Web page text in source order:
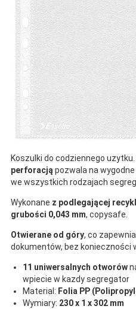
Koszulki do codziennego uzytku.
perforacją pozwala na
we wszystkich rodzajach
Wykonane z podlegającej
grubości 0,043 mm, copysafe.
Otwierane od góry, co
dokumentów, bez konieczności
11 uniwersalnych otworów
wpiecie w kazdy segregator
Material: Folia PP
Wymiary: 230 x 1 x 302 mm